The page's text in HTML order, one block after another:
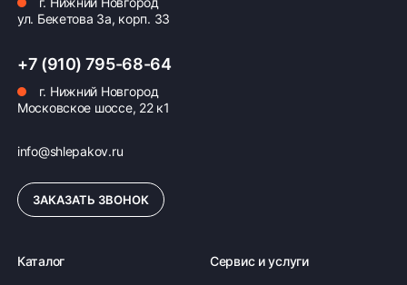
Доставка комплекта
(4 шт) шин или
дисков до терминала
транспортной
Новгороде —
бесплатная
Бесплатно
ПОДРОБНЕЕ ОБ ДОСТАВКЕ
ул. Бекетова 3а, корп. 33
+7 (910) 795-68-64
г. Нижний Новгород
Московское шоссе, 22 к1
info@shlepakov.ru
ЗАКАЗАТЬ ЗВОНОК
Каталог Сервис и услуги